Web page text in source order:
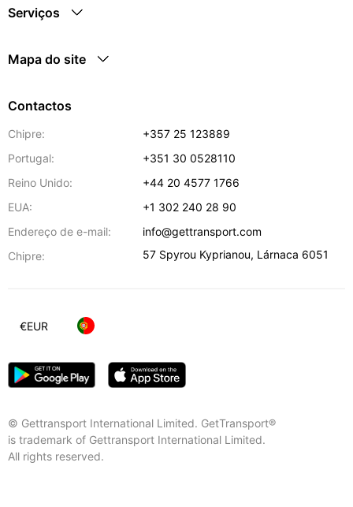
Serviços
Mapa do site
Contactos
Chipre:
+357 25 123889
Portugal:
+351 30 0528110
Reino Unido:
+44 20 4577 1766
EUA:
+1 302 240 28 90
Endereço de e-mail:
info@gettransport.com
Chipre:
57 Spyrou Kyprianou, Lárnaca 6051
© Gettransport International Limited. GetTransport®
is trademark of Gettransport International Limited.
All rights reserved.
€EUR